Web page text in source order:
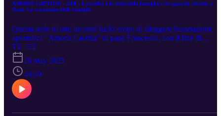
AMORIS LAETITIA - 2di8 - La realtà e le sfide della famiglia e lo sguardo rivolto a
Gesù. La vocazione delle famiglie
Questa serie di otto incontri ha lo scopo di rileggere l'esortazione
apostolica "Amoris Laetitia" di papa Francesco, con il fine di
suscitare curiosità e interesse verso il documento e suggerendo
spunti utili per la vita matrimoniale nel suo insieme. Secondo di
incontri proposti come formazione per le coppie che animano i
percorsi di accompagnamento al matrimonio cristiano.
T1 · E2
26 may 2025
46:49